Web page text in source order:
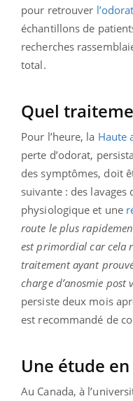
pour retrouver l’odorat
échantillons de
recherches
total.
Quel
Pour l’heure, la Haute
perte d’odorat,
des symptômes, doit
suivante : des lavages
physiologique et une
route le plus
est primordial car cela
traitement ayant
charge d’anosmie post
persiste deux mois
est recommandé de
Une étude
Au Canada, à